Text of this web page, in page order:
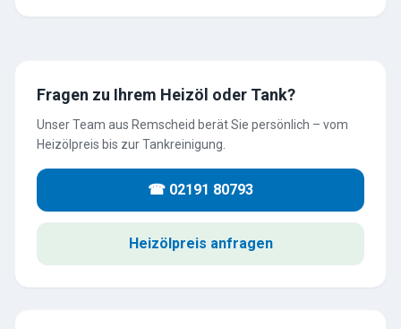
Fragen zu Ihrem Heizöl oder Tank?
Unser Team aus Remscheid berät Sie persönlich – vom
Heizölpreis bis zur Tankreinigung.
☎ 02191 80793
Heizölpreis anfragen